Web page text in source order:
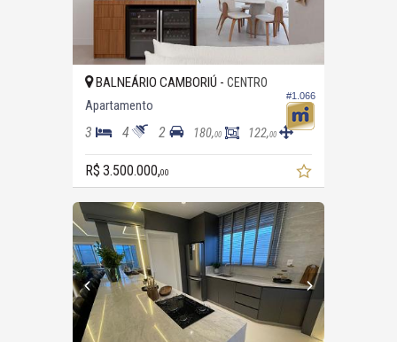
#1.066
BALNEÁRIO CAMBORIÚ - CENTRO
Apartamento
3 4 2 180,00 122,00
R$ 3.500.000,00